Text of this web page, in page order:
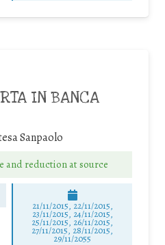
IN BANCA
Sanpaolo
and reduction at source
21/11/2015, 22/11/2015,
23/11/2015, 24/11/2015,
25/11/2015, 26/11/2015,
27/11/2015, 28/11/2015,
29/11/2055